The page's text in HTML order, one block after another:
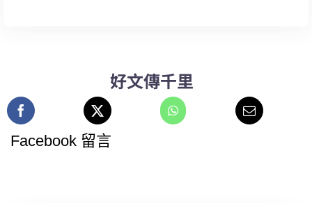
好文傳千里
Facebook 留言